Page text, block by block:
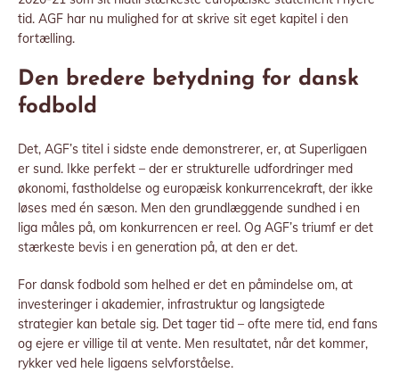
tid. AGF har nu mulighed for at skrive sit eget kapitel i den
fortælling.
Den bredere betydning for dansk
fodbold
Det, AGF’s titel i sidste ende demonstrerer, er, at Superligaen
er sund. Ikke perfekt – der er strukturelle udfordringer med
økonomi, fastholdelse og europæisk konkurrencekraft, der ikke
løses med én sæson. Men den grundlæggende sundhed i en
liga måles på, om konkurrencen er reel. Og AGF’s triumf er det
stærkeste bevis i en generation på, at den er det.
For dansk fodbold som helhed er det en påmindelse om, at
investeringer i akademier, infrastruktur og langsigtede
strategier kan betale sig. Det tager tid – ofte mere tid, end fans
og ejere er villige til at vente. Men resultatet, når det kommer,
rykker ved hele ligaens selvforståelse.